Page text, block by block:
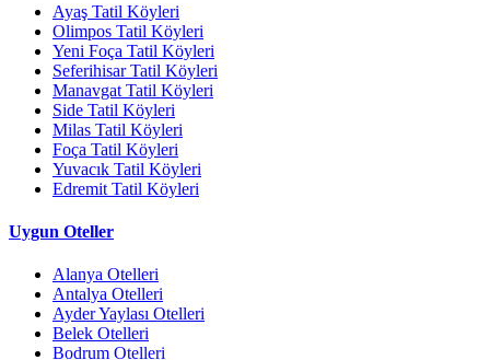
Ayaş Tatil Köyleri
Olimpos Tatil Köyleri
Yeni Foça Tatil Köyleri
Seferihisar Tatil Köyleri
Manavgat Tatil Köyleri
Side Tatil Köyleri
Milas Tatil Köyleri
Foça Tatil Köyleri
Yuvacık Tatil Köyleri
Edremit Tatil Köyleri
Uygun Oteller
Alanya Otelleri
Antalya Otelleri
Ayder Yaylası Otelleri
Belek Otelleri
Bodrum Otelleri